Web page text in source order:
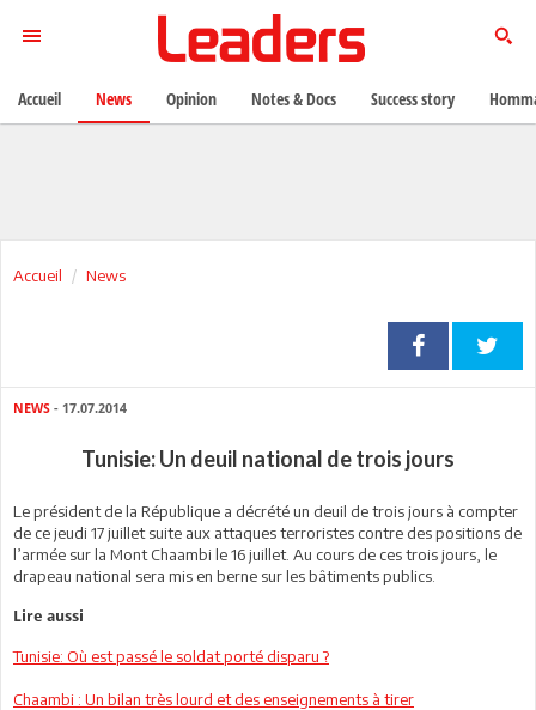
Accueil News
NEWS - 17.07.2014
Tunisie: Un deuil national de trois jours
Le président de la République a décrété un deuil de trois jours à compter
de ce jeudi 17 juillet suite aux attaques terroristes contre des positions de
l’armée sur la Mont Chaambi le 16 juillet. Au cours de ces trois jours, le
drapeau national sera mis en berne sur les bâtiments publics.
Lire aussi
Tunisie: Où est passé le soldat porté disparu ?
Chaambi : Un bilan très lourd et des enseignements à tirer
Accueil News Opinion Notes & Docs Success story